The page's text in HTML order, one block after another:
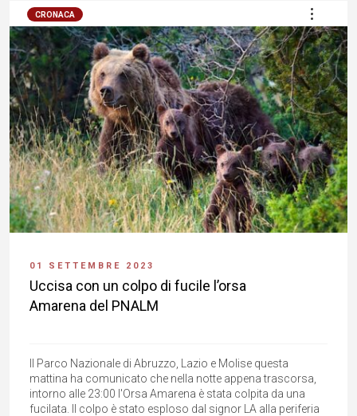
CRONACA
01 SETTEMBRE 2023
Uccisa con un colpo di fucile l’orsa
Amarena del PNALM
Il Parco Nazionale di Abruzzo, Lazio e Molise questa
mattina ha comunicato che nella notte appena trascorsa,
intorno alle 23:00 l'Orsa Amarena è stata colpita da una
fucilata. Il colpo è stato esploso dal signor LA alla periferia